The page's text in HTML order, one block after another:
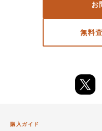
お
無料
購入ガイド